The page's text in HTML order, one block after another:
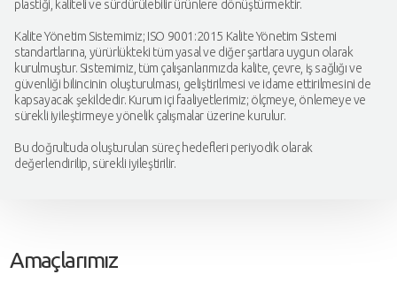
plastiği, kaliteli ve sürdürülebilir ürünlere dönüştürmektir.
Kalite Yönetim Sistemimiz; ISO 9001:2015 Kalite Yönetim Sistemi
standartlarına, yürürlükteki tüm yasal ve diğer şartlara uygun olarak
kurulmuştur. Sistemimiz, tüm çalışanlarımızda kalite, çevre, iş sağlığı ve
güvenliği bilincinin oluşturulması, geliştirilmesi ve idame ettirilmesini de
kapsayacak şekildedir. Kurum içi faaliyetlerimiz; ölçmeye, önlemeye ve
sürekli iyileştirmeye yönelik çalışmalar üzerine kurulur.
Bu doğrultuda oluşturulan süreç hedefleri periyodik olarak
değerlendirilip, sürekli iyileştirilir.
Amaçlarımız